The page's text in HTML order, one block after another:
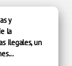
y
la
ilegales, un